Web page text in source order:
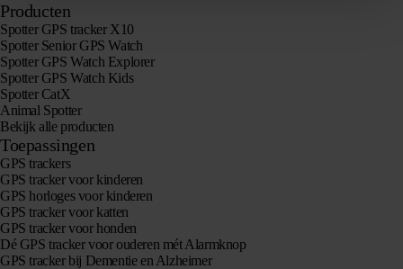
Producten
Spotter GPS tracker X10
Spotter Senior GPS Watch
Spotter GPS Watch Explorer
Spotter GPS Watch Kids
Spotter CatX
Animal Spotter
Bekijk alle producten
Toepassingen
GPS trackers
GPS tracker voor kinderen
GPS horloges voor kinderen
GPS tracker voor katten
GPS tracker voor honden
Dé GPS tracker voor ouderen mét Alarmknop
GPS tracker bij Dementie en Alzheimer